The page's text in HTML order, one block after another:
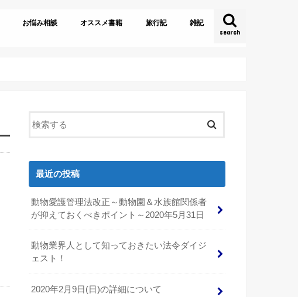
search
お悩み相談 オススメ書籍 旅行記 雑記
最近の投稿
動物愛護管理法改正～動物園＆水族館関係者
が抑えておくべきポイント～2020年5月31日
動物業界人として知っておきたい法令ダイジ
ェスト！
2020年2月9日(日)の詳細について